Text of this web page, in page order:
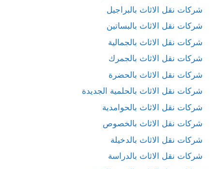
شركات نقل الاثاث بالبراجيل
شركات نقل الاثاث بالبساتين
شركات نقل الاثاث بالجمالية
شركات نقل الاثاث بالجمرك
شركات نقل الاثاث بالحضرة
شركات نقل الاثاث بالحلمية الجديدة
شركات نقل الاثاث بالحوامدية
شركات نقل الاثاث بالخصوص
شركات نقل الاثاث بالدخيلة
شركات نقل الاثاث بالدراسة